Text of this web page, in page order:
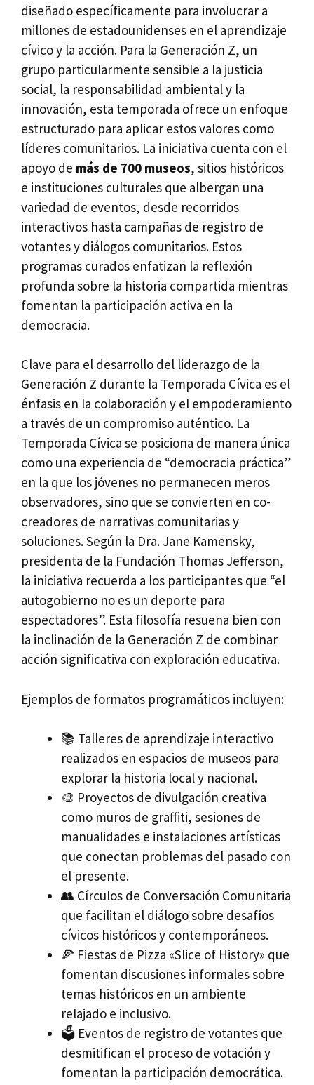
diseñado específicamente para involucrar a
millones de estadounidenses en el aprendizaje
cívico y la acción. Para la Generación Z, un
grupo particularmente sensible a la justicia
social, la responsabilidad ambiental y la
innovación, esta temporada ofrece un enfoque
estructurado para aplicar estos valores como
líderes comunitarios. La iniciativa cuenta con el
apoyo de más de 700 museos, sitios históricos
e instituciones culturales que albergan una
variedad de eventos, desde recorridos
interactivos hasta campañas de registro de
votantes y diálogos comunitarios. Estos
programas curados enfatizan la reflexión
profunda sobre la historia compartida mientras
fomentan la participación activa en la
democracia.
Clave para el desarrollo del liderazgo de la
Generación Z durante la Temporada Cívica es el
énfasis en la colaboración y el empoderamiento
a través de un compromiso auténtico. La
Temporada Cívica se posiciona de manera única
como una experiencia de “democracia práctica”
en la que los jóvenes no permanecen meros
observadores, sino que se convierten en co-
creadores de narrativas comunitarias y
soluciones. Según la Dra. Jane Kamensky,
presidenta de la Fundación Thomas Jefferson,
la iniciativa recuerda a los participantes que “el
autogobierno no es un deporte para
espectadores”. Esta filosofía resuena bien con
la inclinación de la Generación Z de combinar
acción significativa con exploración educativa.
Ejemplos de formatos programáticos incluyen:
📚 Talleres de aprendizaje interactivo
realizados en espacios de museos para
explorar la historia local y nacional.
🎨 Proyectos de divulgación creativa
como muros de graffiti, sesiones de
manualidades e instalaciones artísticas
que conectan problemas del pasado con
el presente.
👥 Círculos de Conversación Comunitaria
que facilitan el diálogo sobre desafíos
cívicos históricos y contemporáneos.
🍕 Fiestas de Pizza «Slice of History» que
fomentan discusiones informales sobre
temas históricos en un ambiente
relajado e inclusivo.
🗳️ Eventos de registro de votantes que
desmitifican el proceso de votación y
fomentan la participación democrática.